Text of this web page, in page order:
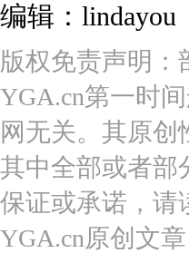
编辑：lindayou
版权免责声明：
YGA.cn第一时
网无关。其原
其中全部或者部
保证或承诺，请
YGA.cn原创文